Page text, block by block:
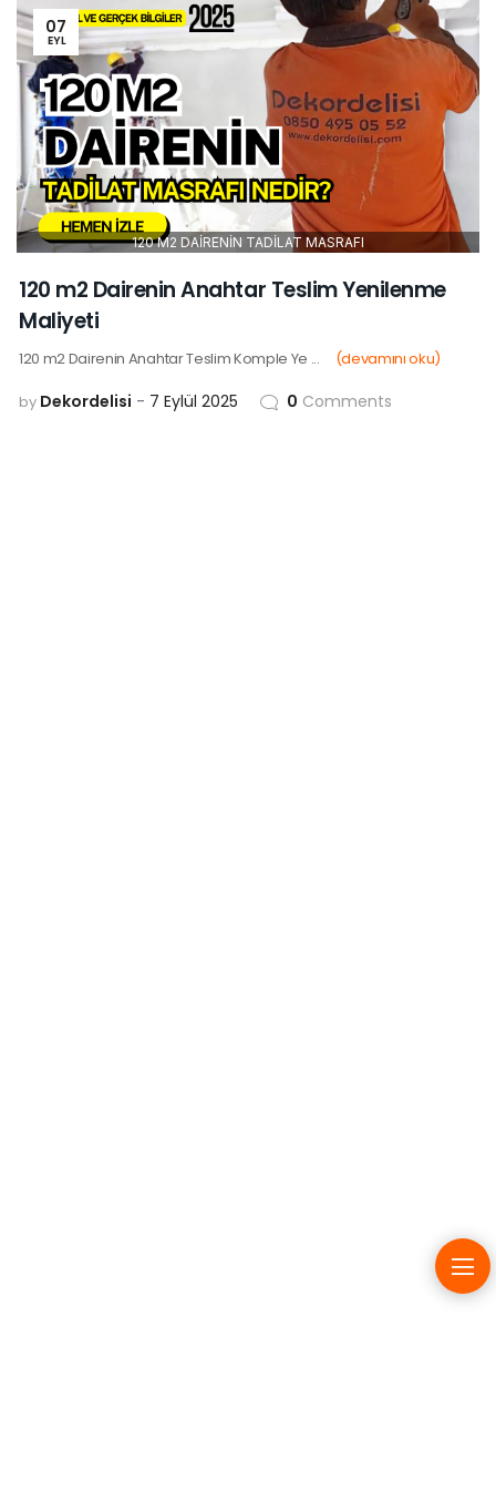
07
EYL
120 M2 DAİRENİN TADİLAT MASRAFI
120 m2 Dairenin Anahtar Teslim Yenilenme
Maliyeti
120 m2 Dairenin Anahtar Teslim Komple Ye ... (devamını oku)
by Dekordelisi 7 Eylül 2025 0 Comments